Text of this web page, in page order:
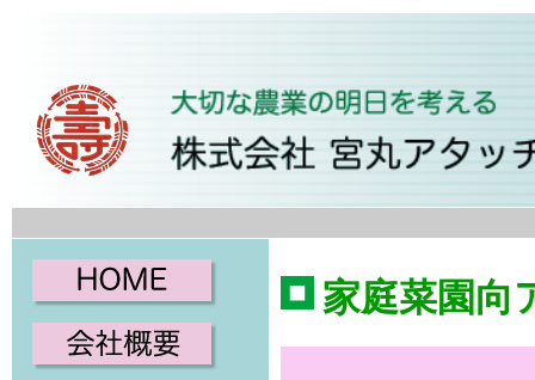
家庭菜園向